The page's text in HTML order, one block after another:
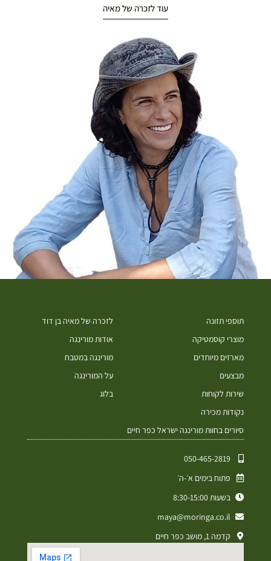
עוד לזכרה של מאיה
תוספי תזונה
מוצרי קוסמטיקה
מארזים מיוחדים
מבצעים
שירות לקוחות
נקודות מכירה
סיורים בחוות מורינגה ישראל כפר חיים
לזכרה של מאיה בן דוד
אודות מורינגה
מורינגה במטבח
על המורינגה
בלוג
050-465-2819⁩
פתוח בימים א׳-ה׳
בשעות 8:30-15:00
maya@moringa.co.il
קדמה 1, מושב כפר חיים